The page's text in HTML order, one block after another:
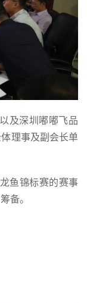
及深圳嘟嘟飞品
理事及副会长单
鱼锦标赛的赛事
备。